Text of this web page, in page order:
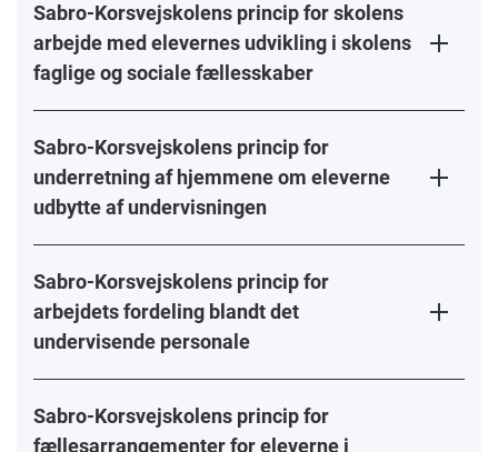
Sabro-Korsvejskolens princip for skolens
arbejde med elevernes udvikling i skolens
faglige og sociale fællesskaber
Sabro-Korsvejskolens princip for
underretning af hjemmene om eleverne
udbytte af undervisningen
Sabro-Korsvejskolens princip for
arbejdets fordeling blandt det
undervisende personale
Sabro-Korsvejskolens princip for
fællesarrangementer for eleverne i